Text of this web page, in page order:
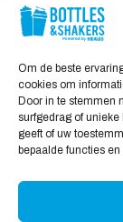
Om de beste
cookies om
Door in te stemmen
surfgedrag of
geeft of uw
bepaalde functies
Contact
Levering &
Veilig
My account
Winkelwagen